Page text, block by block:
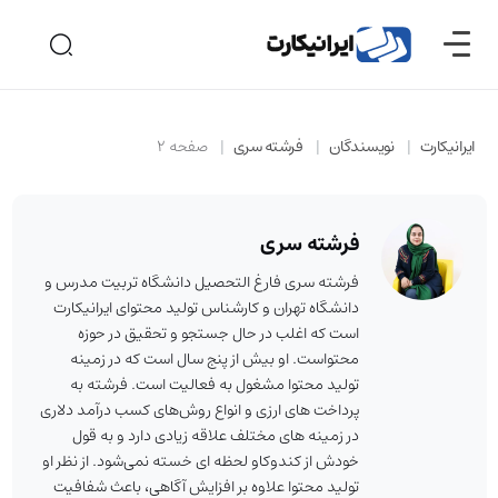
ایرانیکارت نویسندگان فرشته سری صفحه 2
فرشته سری
فرشته سری فارغ التحصیل دانشگاه تربیت مدرس و
دانشگاه تهران و کارشناس تولید محتوای ایرانیکارت
است که اغلب در حال جستجو و تحقیق در حوزه
محتواست. او بیش از پنج سال است که در زمینه
تولید محتوا مشغول به فعالیت است. فرشته به
پرداخت های ارزی و انواع روش‌‌های کسب درآمد دلاری
در زمینه های مختلف علاقه زیادی دارد و به قول
خودش از کندوکاو لحظه ای خسته نمی‌شود. از نظر او
تولید محتوا علاوه بر افزایش آگاهی، باعث شفافیت